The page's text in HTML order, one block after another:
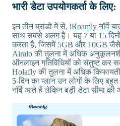
भारी डेटा उपयोगकर्ता के लिए:
इन तीन ब्रांडों में से, iRoamly नॉर्वे
साथ सबसे अलग है। यह 7 या 15
करता है, जिसमें 5GB और 10GB जैसे
Airalo की तुलना में अधिक
ऑनलाइन गतिविधियों को संतुष्ट कर
Holafly की तुलना में अधिक
5-दिन का प्लान उन लोगों के लिए
नॉर्वे आते हैं लेकिन बड़ी डेटा सीमा की